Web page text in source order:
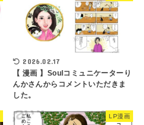
2026.02.17
【 漫画 】Soulコミュニケーターり
んかさんからコメントいただきま
した。
LP漫画